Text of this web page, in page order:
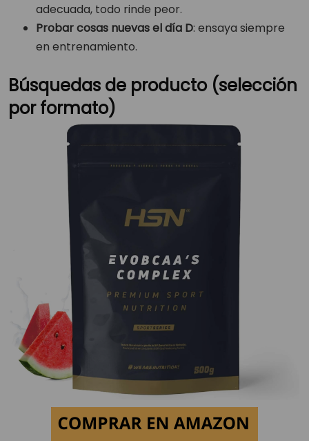
adecuada, todo rinde peor.
Probar cosas nuevas el día D: ensaya siempre
en entrenamiento.
Búsquedas de producto (selección
por formato)